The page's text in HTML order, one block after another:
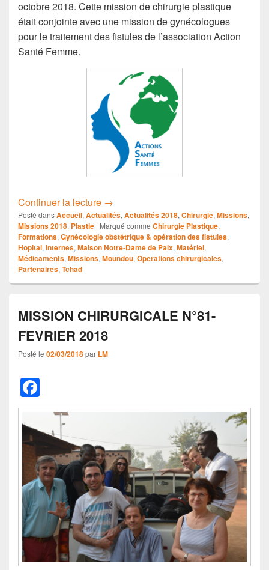
e
b
o
octobre 2018. Cette mission de chirurgie plastique
était conjointe avec une mission de gynécologues
pour le traitement des fistules de l’association Action
Santé Femme.
Continuer la lecture Mission n°83-
→
Posté dansAccueil, Actualités, Actualités 2018, Chirurgie, Missions,
Missions 2018, Plastie | Marqué comme Chirurgie Plastique,
Formations, Gynécologie obstétrique & opération des fistules,
Hopital, Internes, Maison Notre-Dame de Paix, Matériel,
Médicaments, Missions, Moundou, Operations chirurgicales,
Partenaires, Tchad
MISSION CHIRURGICALE N°81-
FEVRIER 2018
Posté le 02/03/2018par LM
a
c
e
b
o
o
k